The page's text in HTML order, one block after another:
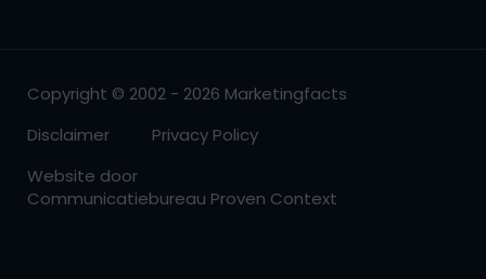
Copyright © 2002 - 2026 Marketingfacts
Disclaimer
Privacy Policy
Website door
Communicatiebureau Proven Context